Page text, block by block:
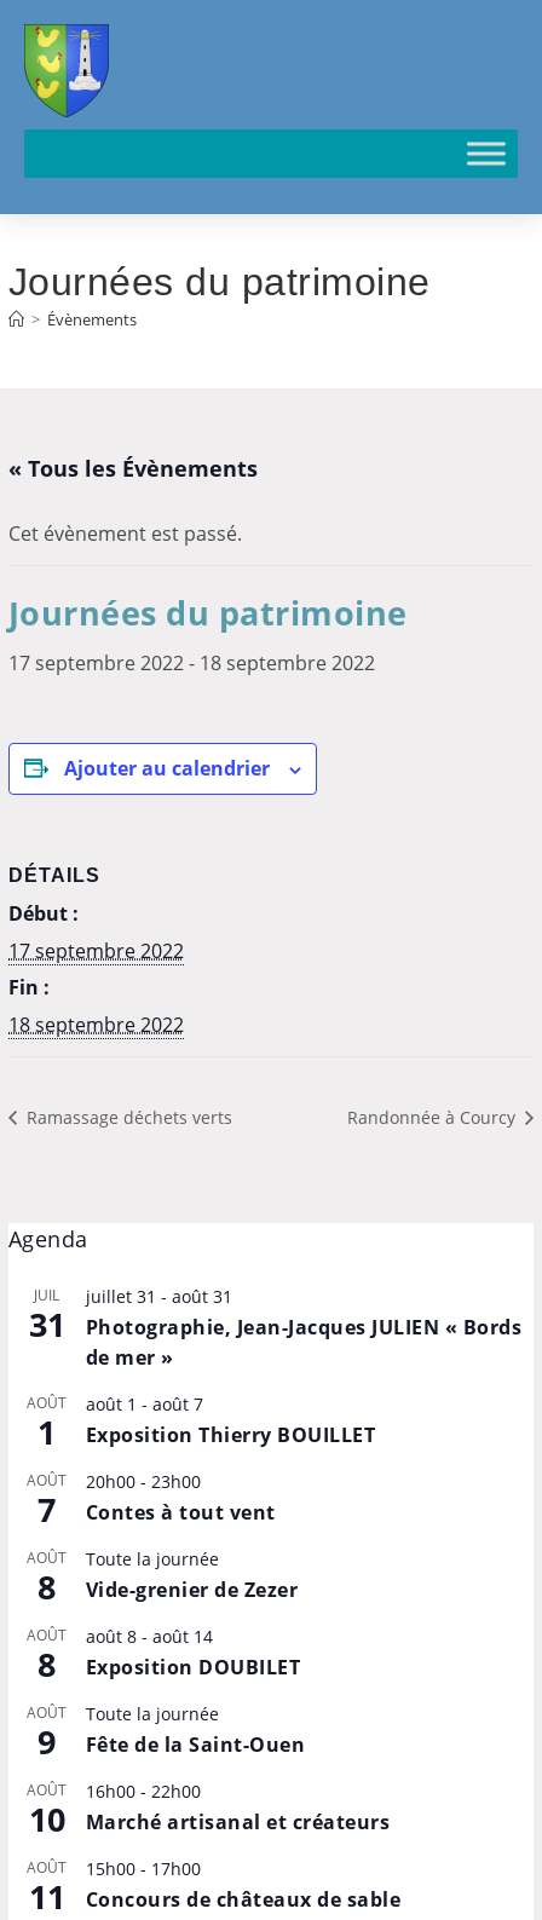
Journées du patrimoine
> Évènements
« Tous les Évènements
Cet évènement est passé.
Journées du patrimoine
17 septembre 2022- 18 septembre 2022
Ajouter au calendrier
DÉTAILS
Début :
17 septembre 2022
Fin :
18 septembre 2022
Ramassage déchets verts Randonnée à Courcy
Agenda
JUIL
31
juillet 31 - août 31
Photographie, Jean-Jacques JULIEN « Bords
de mer »
AOÛT
1
août 1 - août 7
Exposition Thierry BOUILLET
AOÛT
7
20h00- 23h00
Contes à tout vent
AOÛT
8
Toute la journée
Vide-grenier de Zezer
AOÛT
8
août 8- août 14
Exposition DOUBILET
AOÛT
9
Toute la journée
Fête de la Saint-Ouen
AOÛT
10
16h00- 22h00
Marché artisanal et créateurs
AOÛT
11
15h00- 17h00
Concours de châteaux de sable